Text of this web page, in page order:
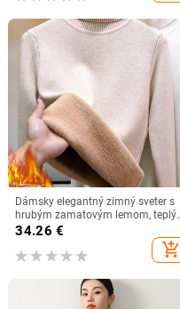
Dámsky elegantný zimný sveter s
hrubým zamatovým lemom, teplý
pletený sveter s tenkými topmi,
džersejový pletený sveter, nový
34.26 €
add_shopping_cart